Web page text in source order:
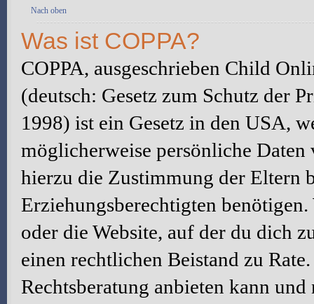
Nach oben
Was ist COPPA?
COPPA, ausgeschrieben Child
(deutsch: Gesetz zum Schutz der
1998) ist ein Gesetz in den USA,
möglicherweise persönliche
hierzu die Zustimmung der Eltern
Erziehungsberechtigten
oder die Website, auf der du dich
einen rechtlichen Beistand zu
Rechtsberatung anbieten kann